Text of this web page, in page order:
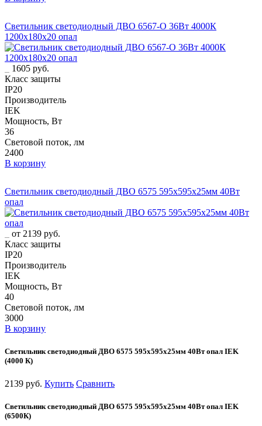
Светильник светодиодный ДВО 6567-O 36Вт 4000К
1200х180х20 опал
1605 руб.
Класс защиты
IP20
Производитель
IEK
Мощность, Вт
36
Световой поток, лм
2400
В корзину
Светильник светодиодный ДВО 6575 595х595х25мм 40Вт
опал
от 2139 руб.
Класс защиты
IP20
Производитель
IEK
Мощность, Вт
40
Световой поток, лм
3000
В корзину
Светильник светодиодный ДВО 6575 595х595х25мм 40Вт опал IEK
(4000 К)
2139 руб. Купить Сравнить
Светильник светодиодный ДВО 6575 595х595х25мм 40Вт опал IEK
(6500К)